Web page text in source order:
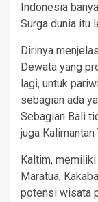
Indonesia
Surga dunia itu
Dirinya
Dewata yang
lagi, untuk
sebagian ada
Sebagian Bali
juga
Kaltim,
Maratua,
potensi wisata